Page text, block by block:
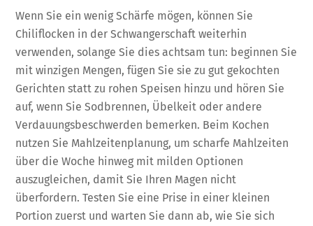
Wenn Sie ein wenig Schärfe mögen, können Sie
Chiliflocken in der Schwangerschaft weiterhin
verwenden, solange Sie dies achtsam tun: beginnen Sie
mit winzigen Mengen, fügen Sie sie zu gut gekochten
Gerichten statt zu rohen Speisen hinzu und hören Sie
auf, wenn Sie Sodbrennen, Übelkeit oder andere
Verdauungsbeschwerden bemerken. Beim Kochen
nutzen Sie Mahlzeitenplanung, um scharfe Mahlzeiten
über die Woche hinweg mit milden Optionen
auszugleichen, damit Sie Ihren Magen nicht
überfordern. Testen Sie eine Prise in einer kleinen
Portion zuerst und warten Sie dann ab, wie Sie sich